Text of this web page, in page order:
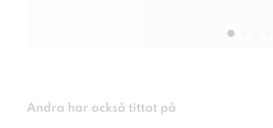
Andra har också tittat på